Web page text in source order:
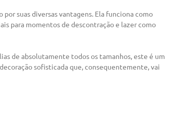
suas diversas vantagens. Ela funciona como
para momentos de descontração e lazer como
de absolutamente todos os tamanhos, este é um
sofisticada que, consequentemente, vai